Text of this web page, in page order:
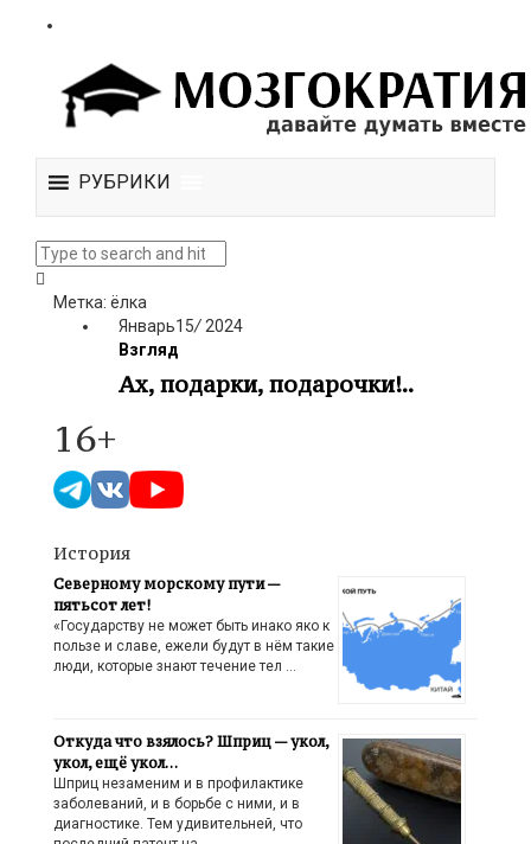
РУБРИКИ
Метка: ёлка
Январь15/ 2024
Взгляд
Ах, подарки, подарочки!..
16+
История
Северному морскому пути —
пятьсот лет!
«Государству не может быть инако яко к
пользе и славе, ежели будут в нём такие
люди, которые знают течение тел …
Откуда что взялось? Шприц — укол,
укол, ещё укол…
Шприц незаменим и в профилактике
заболеваний, и в борьбе с ними, и в
диагностике. Тем удивительней, что